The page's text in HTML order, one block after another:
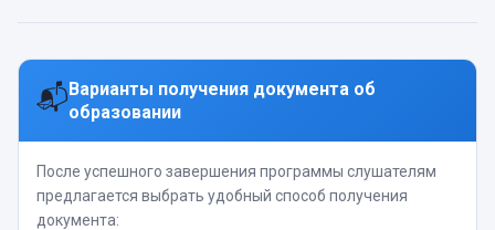
📬Варианты получения документа об
образовании
После успешного завершения программы слушателям
предлагается выбрать удобный способ получения
документа: